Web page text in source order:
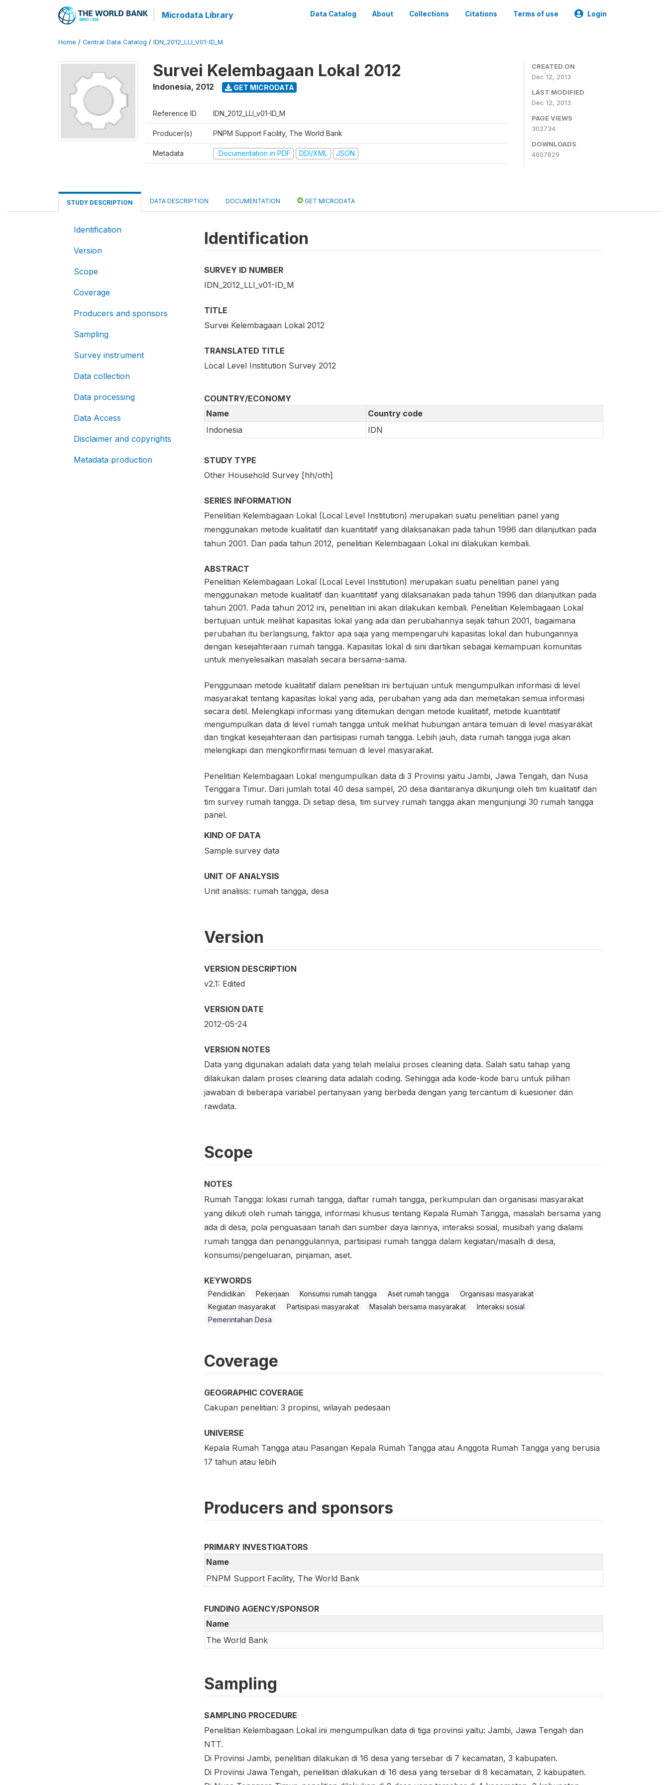
Microdata Library Data Catalog About Collections Citations Terms of use Login
Home / Central Data Catalog / IDN_2012_LLI_V01-ID_M
Survei Kelembagaan Lokal 2012
Indonesia, 2012 GET MICRODATA
Reference ID IDN_2012_LLI_v01-ID_M
Producer(s) PNPM Support Facility, The World Bank
Metadata Documentation in PDF DDI/XML JSON
CREATED ON
Dec 12, 2013
LAST MODIFIED
Dec 12, 2013
PAGE VIEWS
302734
DOWNLOADS
4607829
STUDY DESCRIPTION DATA DESCRIPTION DOCUMENTATION GET MICRODATA
Identification
Version
Scope
Coverage
Producers and sponsors
Sampling
Survey instrument
Data collection
Data processing
Data Access
Disclaimer and copyrights
Metadata production
Identification
SURVEY ID NUMBER
IDN_2012_LLI_v01-ID_M
TITLE
Survei Kelembagaan Lokal 2012
TRANSLATED TITLE
Local Level Institution Survey 2012
COUNTRY/ECONOMY
Name
Country code
Indonesia
IDN
STUDY TYPE
Other Household Survey [hh/oth]
SERIES INFORMATION
Penelitian Kelembagaan Lokal (Local Level Institution) merupakan suatu penelitian panel yang
menggunakan metode kualitatif dan kuantitatif yang dilaksanakan pada tahun 1996 dan dilanjutkan pada
tahun 2001. Dan pada tahun 2012, penelitian Kelembagaan Lokal ini dilakukan kembali.
ABSTRACT
Penelitian Kelembagaan Lokal (Local Level Institution) merupakan suatu penelitian panel yang
menggunakan metode kualitatif dan kuantitatif yang dilaksanakan pada tahun 1996 dan dilanjutkan pada
tahun 2001. Pada tahun 2012 ini, penelitian ini akan dilakukan kembali. Penelitian Kelembagaan Lokal
bertujuan untuk melihat kapasitas lokal yang ada dan perubahannya sejak tahun 2001, bagaimana
perubahan itu berlangsung, faktor apa saja yang mempengaruhi kapasitas lokal dan hubungannya
dengan kesejahteraan rumah tangga. Kapasitas lokal di sini diartikan sebagai kemampuan komunitas
untuk menyelesaikan masalah secara bersama-sama.
Penggunaan metode kualitatif dalam penelitian ini bertujuan untuk mengumpulkan informasi di level
masyarakat tentang kapasitas lokal yang ada, perubahan yang ada dan memetakan semua informasi
secara detil. Melengkapi informasi yang ditemukan dengan metode kualitatif, metode kuantitatif
mengumpulkan data di level rumah tangga untuk melihat hubungan antara temuan di level masyarakat
dan tingkat kesejahteraan dan partisipasi rumah tangga. Lebih jauh, data rumah tangga juga akan
melengkapi dan mengkonfirmasi temuan di level masyarakat.
Penelitian Kelembagaan Lokal mengumpulkan data di 3 Provinsi yaitu Jambi, Jawa Tengah, dan Nusa
Tenggara Timur. Dari jumlah total 40 desa sampel, 20 desa diantaranya dikunjungi oleh tim kualitatif dan
tim survey rumah tangga. Di setiap desa, tim survey rumah tangga akan mengunjungi 30 rumah tangga
panel.
KIND OF DATA
Sample survey data
UNIT OF ANALYSIS
Unit analisis: rumah tangga, desa
Version
VERSION DESCRIPTION
v2.1: Edited
VERSION DATE
2012-05-24
VERSION NOTES
Data yang digunakan adalah data yang telah melalui proses cleaning data. Salah satu tahap yang
dilakukan dalam proses cleaning data adalah coding. Sehingga ada kode-kode baru untuk pilihan
jawaban di beberapa variabel pertanyaan yang berbeda dengan yang tercantum di kuesioner dan
rawdata.
Scope
NOTES
Rumah Tangga: lokasi rumah tangga, daftar rumah tangga, perkumpulan dan organisasi masyarakat
yang diikuti oleh rumah tangga, informasi khusus tentang Kepala Rumah Tangga, masalah bersama yang
ada di desa, pola penguasaan tanah dan sumber daya lainnya, interaksi sosial, musibah yang dialami
rumah tangga dan penanggulannya, partisipasi rumah tangga dalam kegiatan/masalh di desa,
konsumsi/pengeluaran, pinjaman, aset.
KEYWORDS
Pendidikan Pekerjaan Konsumsi rumah tangga Aset rumah tangga
Organisasi masyarakat
Kegiatan masyarakat
Partisipasi masyarakat Masalah bersama masyarakat
Interaksi sosial
Pemerintahan Desa
Coverage
GEOGRAPHIC COVERAGE
Cakupan penelitian: 3 propinsi, wilayah pedesaan
UNIVERSE
Kepala Rumah Tangga atau Pasangan Kepala Rumah Tangga atau Anggota Rumah Tangga yang berusia
17 tahun atau lebih
Producers and sponsors
PRIMARY INVESTIGATORS
Name
PNPM Support Facility, The World Bank
FUNDING AGENCY/SPONSOR
Name
The World Bank
Sampling
SAMPLING PROCEDURE
Penelitian Kelembagaan Lokal ini mengumpulkan data di tiga provinsi yaitu: Jambi, Jawa Tengah dan
NTT.
Di Provinsi Jambi, penelitian dilakukan di 16 desa yang tersebar di 7 kecamatan, 3 kabupaten.
Di Provinsi Jawa Tengah, penelitian dilakukan di 16 desa yang tersebar di 8 kecamatan, 2 kabupaten.